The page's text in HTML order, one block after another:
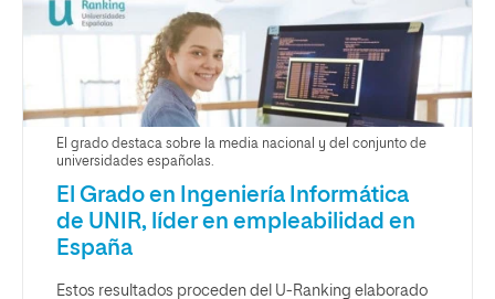
El grado destaca sobre la media nacional y del conjunto de
universidades españolas.
El Grado en Ingeniería Informática
de UNIR, líder en empleabilidad en
España
Estos resultados proceden del U-Ranking elaborado